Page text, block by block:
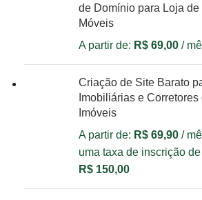
de Domínio para Loja de
Móveis
A partir de: R$69,00 /
Criação de Site Barato
Imobiliárias e Corretores
Imóveis
A partir de: R$69,90 /
uma taxa de inscrição de
R$150,00